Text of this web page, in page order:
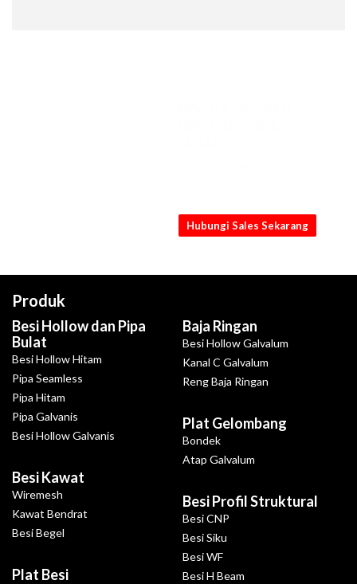
Hubungi Sales Sekarang
Produk
Besi Hollow dan Pipa
Bulat
Besi Hollow Hitam
Pipa Seamless
Pipa Hitam
Pipa Galvanis
Besi Hollow Galvanis
Besi Kawat
Wiremesh
Kawat Bendrat
Besi Begel
Plat Besi
Baja Ringan
Besi Hollow Galvalum
Kanal C Galvalum
Reng Baja Ringan
Plat Gelombang
Bondek
Atap Galvalum
Besi Profil Struktural
Besi CNP
Besi Siku
Besi WF
Besi H Beam